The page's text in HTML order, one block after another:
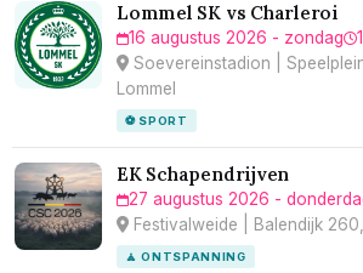
Lommel SK vs Charleroi
16 augustus 2026 - zondag
Soevereinstadion |
Lommel
⚽ SPORT
EK Schapendrijven
27 augustus 2026 -
Festivalweide | Balendijk
🧘 ONTSPANNING